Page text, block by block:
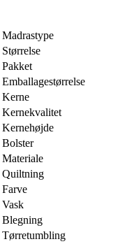
Madrastype
Størrelse
Pakket
Emballagestørrelse
Kerne
Kernekvalitet
Kernehøjde
Bolster
Materiale
Quiltning
Farve
Vask
Blegning
Tørretumbling